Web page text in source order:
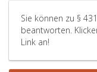
Sie können zu §
beantworten.
Link an!